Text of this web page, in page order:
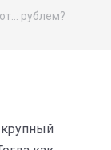
рублем?